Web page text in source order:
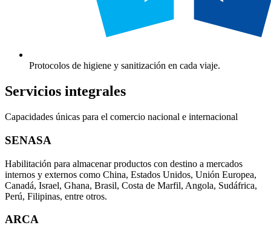
Protocolos de higiene y sanitización en cada viaje.
Servicios integrales
Capacidades únicas para el comercio nacional e internacional
SENASA
Habilitación para almacenar productos con destino a mercados
internos y externos como China, Estados Unidos, Unión Europea,
Canadá, Israel, Ghana, Brasil, Costa de Marfil, Angola, Sudáfrica,
Perú, Filipinas, entre otros.
ARCA